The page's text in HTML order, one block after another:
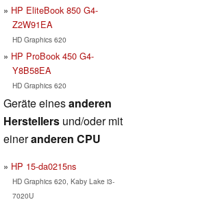
HP EliteBook 850 G4-
Z2W91EA
HD Graphics 620
HP ProBook 450 G4-
Y8B58EA
HD Graphics 620
Geräte einesanderen
Herstellers und/oder mit
eineranderen CPU
HP 15-da0215ns
HD Graphics 620, Kaby Lake i3-
7020U